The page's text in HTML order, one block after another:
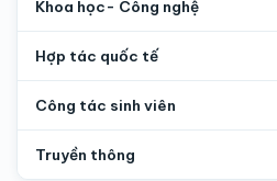
Khoa học- Công nghệ
Hợp tác quốc tế
Công tác sinh viên
Truyền thông